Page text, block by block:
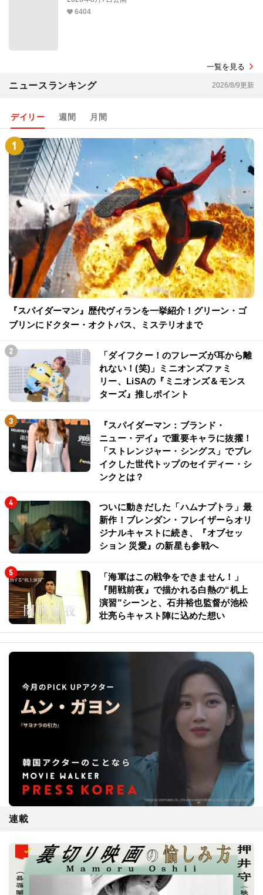
6404
一覧を見る
ニュースランキング 2026/8/9更新
デイリー 週間 月間
『スパイダーマン』歴代ヴィランを一挙紹介！グリーン・ゴ
ブリンにドクター・オクトパス、ミステリオまで
「ダイフクー！のフレーズが耳から離
れない！(笑)」ミニオンズファミ
リー、LiSAの『ミニオンズ＆モンス
ターズ』推しポイント
『スパイダーマン：ブランド・
ニュー・デイ』で重要キャラに抜擢！
「ストレンジャー・シングス」でブレ
イクした世代トップのセイディー・シ
ンクとは？
ついに動きだした「ハムナプトラ」最
新作！ブレンダン・フレイザーらオリ
ジナルキャストに続き、『オブセッ
ション 災愛』の新星も参戦へ
「海軍はこの戦争をできません！」
『開戦前夜』で描かれる白熱の“机上
演習”シーンと、石井裕也監督が池松
壮亮らキャスト陣に込めた想い
連載